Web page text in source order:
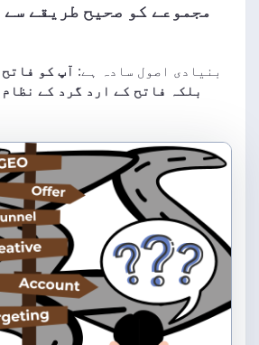
مجموعے کو صحیح طریقے سے
بنیادی اصول سادہ ہے:
بلکہ فاتح کے ارد گرد کے